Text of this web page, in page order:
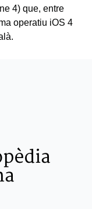
4) que, entre
operatiu iOS 4